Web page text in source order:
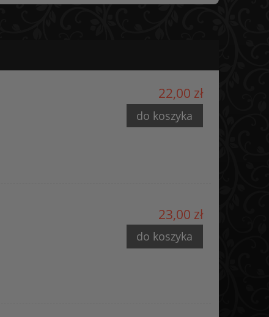
22,00 zł
do koszyka
23,00 zł
do koszyka